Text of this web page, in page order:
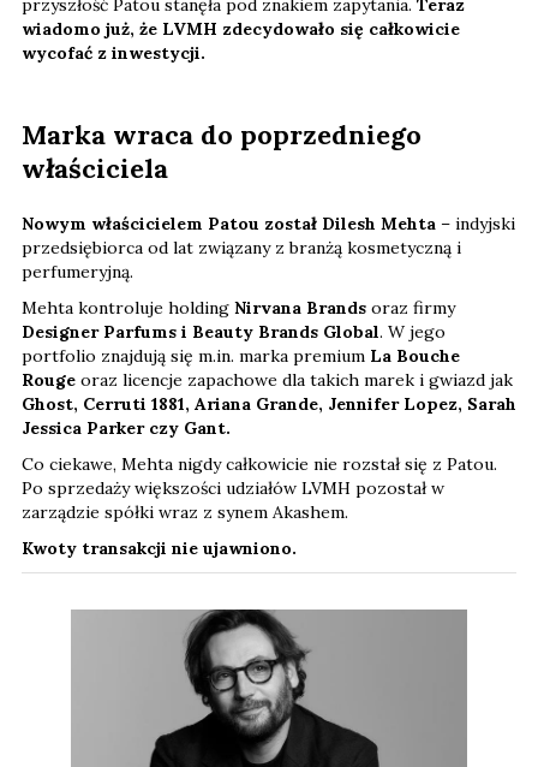
przyszłość Patou stanęła pod znakiem zapytania. Teraz
wiadomo już, że LVMH zdecydowało się całkowicie
wycofać z inwestycji.
Marka wraca do poprzedniego
właściciela
Nowym właścicielem Patou został Dilesh Mehta – indyjski
przedsiębiorca od lat związany z branżą kosmetyczną i
perfumeryjną.
Mehta kontroluje holding Nirvana Brands oraz firmy
Designer Parfums i Beauty Brands Global. W jego
portfolio znajdują się m.in. marka premium La Bouche
Rouge oraz licencje zapachowe dla takich marek i gwiazd jak
Ghost, Cerruti 1881, Ariana Grande, Jennifer Lopez, Sarah
Jessica Parker czy Gant.
Co ciekawe, Mehta nigdy całkowicie nie rozstał się z Patou.
Po sprzedaży większości udziałów LVMH pozostał w
zarządzie spółki wraz z synem Akashem.
Kwoty transakcji nie ujawniono.